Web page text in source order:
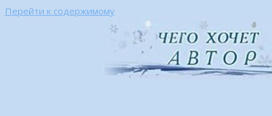
Перейти к содержимому